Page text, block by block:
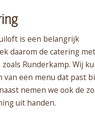
is een belangrijk
daarom de catering
zoals Runderkamp. Wij
een menu dat past
nemen we ook de
uit handen.